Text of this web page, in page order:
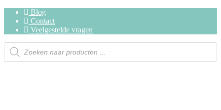
Blog
Contact
Veelgestelde vragen